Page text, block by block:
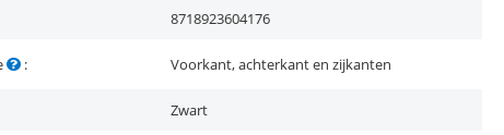
8718923604176
: Voorkant, achterkant en zijkanten
Zwart